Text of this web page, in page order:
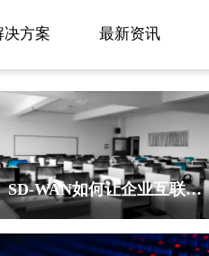
决方案 最新资讯
SD-WAN如何让企业互联网加速？